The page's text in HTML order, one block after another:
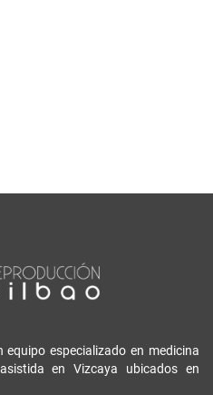
especializado en medicina
en Vizcaya ubicados en